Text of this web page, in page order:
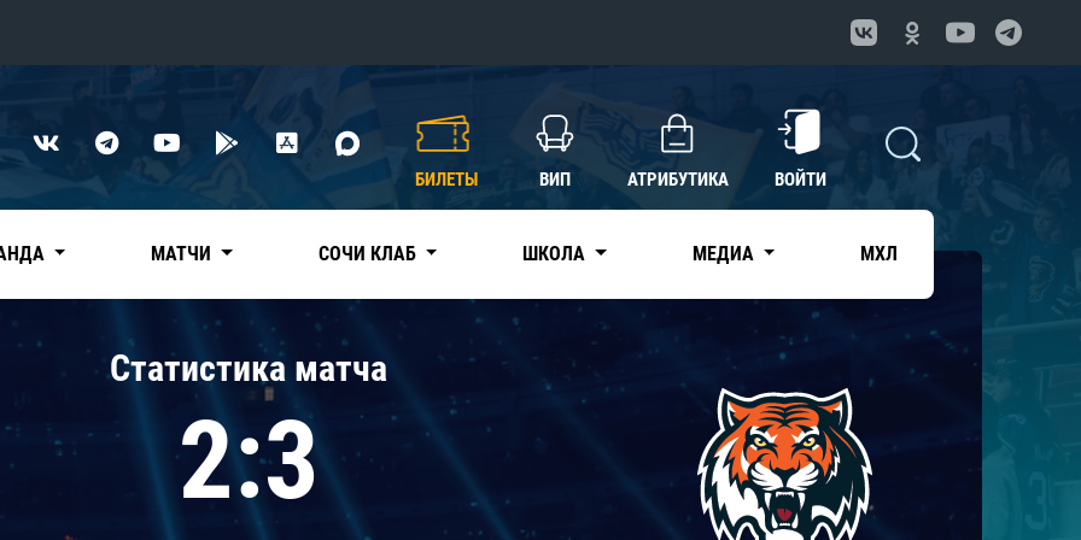
Трактор
Дивизион Чернышева
БИЛЕТЫ ВИП АТРИБУТИКА ВОЙТИ
МАТЧИ СОЧИ КЛАБ ШКОЛА МЕДИА МХЛ
Статистика матча
2:3